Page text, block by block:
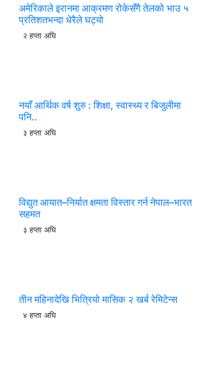
अमेरिकाले इरानमा आक्रमण रोकेसँगै तेलको भाउ ५
प्रतिशतभन्दा धेरैले घट्याे
२ हप्ता अघि
नयाँ आर्थिक वर्ष शुरु : शिक्षा, स्वास्थ्य र बिजुलीमा
पनि..
३ हप्ता अघि
विद्युत आयात–निर्यात क्षमता विस्तार गर्न नेपाल–भारत
सहमत
३ हप्ता अघि
तीन महिनादेखि भित्रियो मासिक २ खर्ब रेमिटेन्स
४ हप्ता अघि